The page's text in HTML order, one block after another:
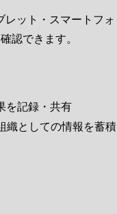
レット・スマートフォ
認できます。
を記録・共有
織としての情報を蓄積